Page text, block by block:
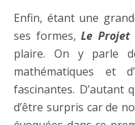
Enfin, étant une
ses formes,Le
plaire. On y parle
mathématiques et
fascinantes. D’autant
d’être surpris car de